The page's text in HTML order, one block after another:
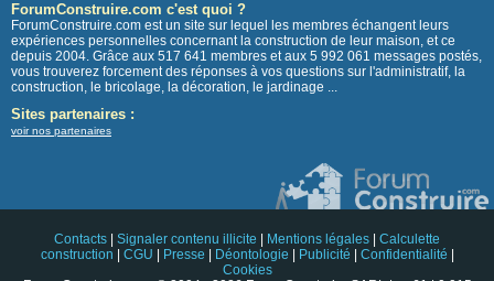
ForumConstruire.com c'est quoi ?
ForumConstruire.com est un site sur lequel les membres échangent leurs
expériences personnelles concernant la construction de leur maison, et ce
depuis 2004. Grâce aux 517 641 membres et aux 5 992 061 messages postés,
vous trouverez forcement des réponses à vos questions sur l'administratif, la
construction, le bricolage, la décoration, le jardinage ...
Sites partenaires :
voir nos partenaires
Contacts Signaler contenu illicite Mentions légales
Calculette
construction
CGU Presse Déontologie Publicité Confidentialité
Cookies